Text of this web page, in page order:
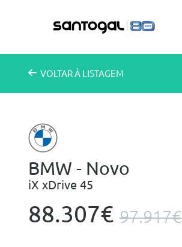
VOLTARÀ LISTAGEM
BMW - Novo
iX xDrive 45
88.307€ 97.917€